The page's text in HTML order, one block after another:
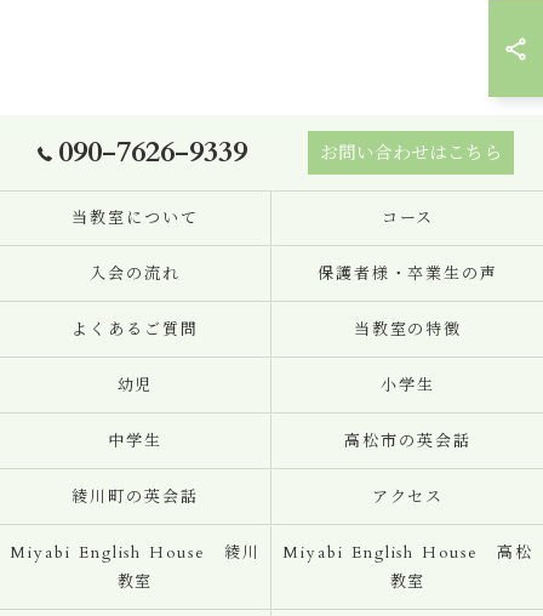
090-7626-9339 お問い合わせはこちら
当教室について コース
入会の流れ 保護者様・卒業生の声
よくあるご質問 当教室の特徴
幼児 小学生
中学生 高松市の英会話
綾川町の英会話 アクセス
Miyabi English House 綾川
教室
Miyabi English House 高松
教室